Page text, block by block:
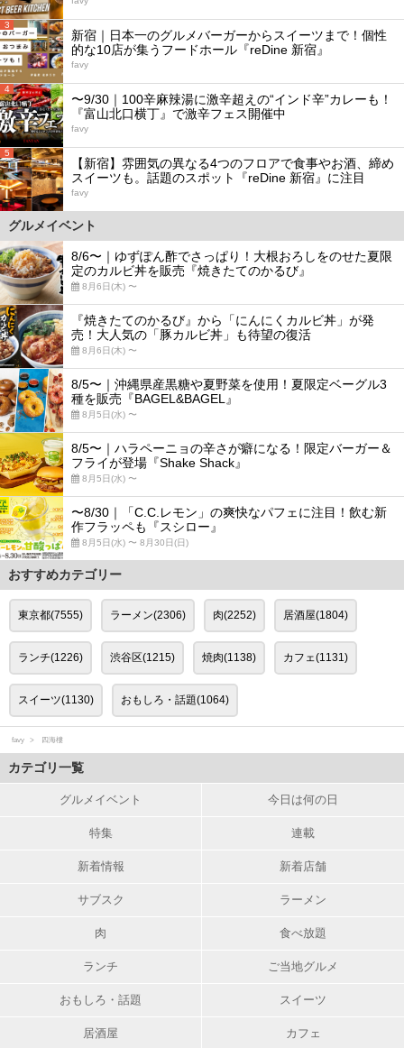
3
新宿｜日本一のグルメバーガーからスイーツまで！個性
的な10店が集うフードホール『reDine 新宿』
favy
4
〜9/30｜100辛麻辣湯に激辛超えの“インド辛”カレーも！
『富山北口横丁』で激辛フェス開催中
favy
5
【新宿】雰囲気の異なる4つのフロアで食事やお酒、締め
スイーツも。話題のスポット『reDine 新宿』に注目
favy
グルメイベント
8/6〜｜ゆずぽん酢でさっぱり！大根おろしをのせた夏限
定のカルビ丼を販売『焼きたてのかるび』
8月6日(木) 〜
『焼きたてのかるび』から「にんにくカルビ丼」が発
売！大人気の「豚カルビ丼」も待望の復活
8月6日(木) 〜
8/5〜｜沖縄県産黒糖や夏野菜を使用！夏限定ベーグル3
種を販売『BAGEL&BAGEL』
8月5日(水) 〜
8/5〜｜ハラペーニョの辛さが癖になる！限定バーガー＆
フライが登場『Shake Shack』
8月5日(水) 〜
〜8/30｜「C.C.レモン」の爽快なパフェに注目！飲む新
作フラッペも『スシロー』
8月5日(水) 〜 8月30日(日)
おすすめカテゴリー
東京都(7555) ラーメン(2306) 肉(2252) 居酒屋(1804)
ランチ(1226) 渋谷区(1215) 焼肉(1138) カフェ(1131)
スイーツ(1130) おもしろ・話題(1064)
favy 四海樓
カテゴリ一覧
グルメイベント 今日は何の日
特集 連載
新着情報 新着店舗
サブスク ラーメン
肉 食べ放題
ランチ ご当地グルメ
おもしろ・話題 スイーツ
居酒屋 カフェ